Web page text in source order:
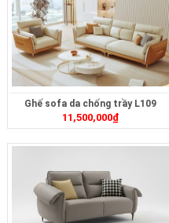
Ghế sofa da chống trầy L109
11,500,000₫